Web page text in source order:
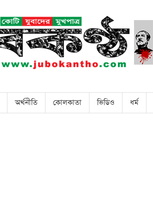
অর্থনীতি কোলকাতা ভিডিও ধর্ম